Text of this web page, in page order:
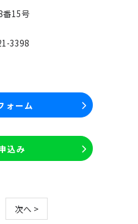
番15号
3398
ォーム
込み
次へ >